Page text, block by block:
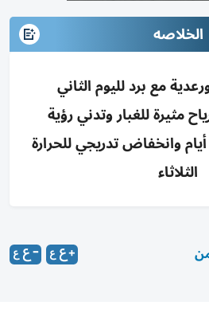
الخلاصه
مع برد لليوم الثاني
مثيرة للغبار وتدني رؤية
واستمرار الأمطار 3 أيام وانخفاض تدريجي للحرارة
الثلاثاء